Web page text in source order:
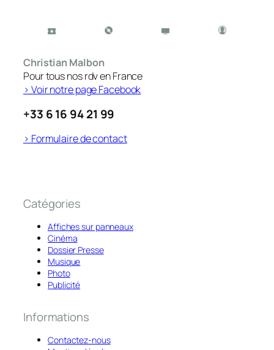
Christian Malbon
Pour tous nos rdv en France
> Voir notre page Facebook
+33 6 16 94 21 99
> Formulaire de contact
Catégories
Affiches sur panneaux
Cinéma
Dossier Presse
Musique
Photo
Publicité
Informations
Contactez-nous